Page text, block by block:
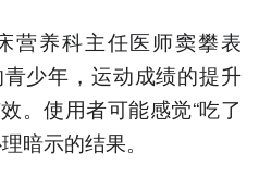
营养科主任医师窦攀表
少年，运动成绩的提升
。使用者可能感觉“吃了
暗示的结果。